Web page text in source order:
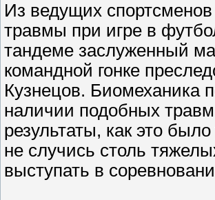
Из ведущих
травмы при игре в
тандеме заслуженный
командной гонке
Кузнецов. Биомеханика
наличии подобных
результаты, как это
не случись столь
выступать в